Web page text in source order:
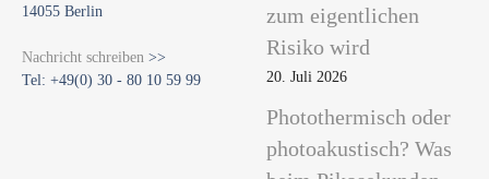
14055 Berlin
Nachricht schreiben >>
Tel: +49(0) 30 - 80 10 59 99
zum eigentlichen
Risiko wird
20. Juli 2026
Photothermisch oder
photoakustisch? Was